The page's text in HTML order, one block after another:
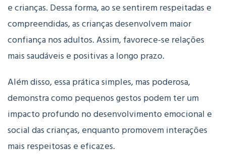
e crianças. Dessa forma, ao se sentirem respeitadas e
compreendidas, as crianças desenvolvem maior
confiança nos adultos. Assim, favorece-se relações
mais saudáveis e positivas a longo prazo.
Além disso, essa prática simples, mas poderosa,
demonstra como pequenos gestos podem ter um
impacto profundo no desenvolvimento emocional e
social das crianças, enquanto promovem interações
mais respeitosas e eficazes.